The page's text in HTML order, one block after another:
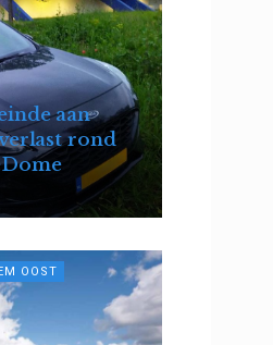
aan
rond
OOST